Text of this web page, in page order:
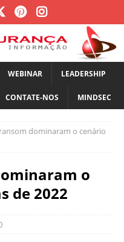
WEBINAR LEADERSHIP
CONTATE-NOS MINDSEC
dominaram o cenário
o
de 2022